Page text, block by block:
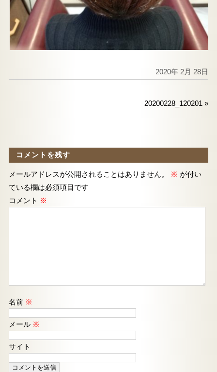
2020年 2月 28日
20200228_120201 »
コメントを残す
メールアドレスが公開されることはありません。 ※ が付い
ている欄は必須項目です
コメント ※
名前 ※
メール ※
サイト